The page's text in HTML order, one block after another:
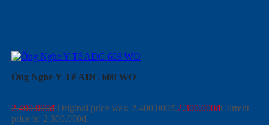
Ống Nghe Y Tế ADC 608 WO
2.400.000₫ Original price was: 2.400.000₫.2.300.000₫Current
price is: 2.300.000₫.